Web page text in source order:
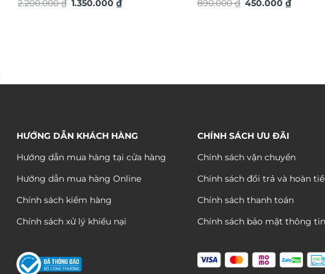
ứng dát vàng TG4912S
2.200.000₫ Giá
1.350.000₫Giá
TG4917S
890.000₫ Giá
450.000₫Giá
HƯỚNG DẪN KHÁCH HÀNG
Hướng dẫn mua hàng tại cửa hàng
Hướng dẫn mua hàng Online
Chính sách kiểm hàng
Chính sách xử lý khiếu nại
CHÍNH SÁCH ƯU ĐÃI
Chính sách vận chuyển
Chính sách đổi trả và hoàn
Chính sách thanh toán
Chính sách bảo mật thông tin